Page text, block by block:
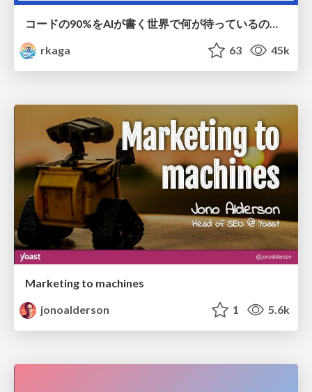
rkaga
63 45k
Marketing to machines
jonoalderson
1 5.6k